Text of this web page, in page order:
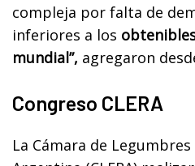
compleja por falta de
inferiores a los
mundial”, agregaron
Congreso CLERA
La Cámara de